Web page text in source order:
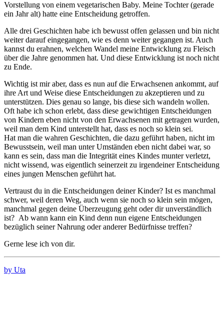
Vorstellung von einem vegetarischen Baby. Meine Tochter (gerade
ein Jahr alt) hatte eine Entscheidung getroffen.
Alle drei Geschichten habe ich bewusst offen gelassen und bin nicht
weiter darauf eingegangen, wie es denn weiter gegangen ist. Auch
kannst du erahnen, welchen Wandel meine Entwicklung zu Fleisch
über die Jahre genommen hat. Und diese Entwicklung ist noch nicht
zu Ende.
Wichtig ist mir aber, dass es nun auf die Erwachsenen ankommt, auf
ihre Art und Weise diese Entscheidungen zu akzeptieren und zu
unterstützen. Dies genau so lange, bis diese sich wandeln wollen.
Oft habe ich schon erlebt, dass diese gewichtigen Entscheidungen
von Kindern eben nicht von den Erwachsenen mit getragen wurden,
weil man dem Kind unterstellt hat, dass es noch so klein sei.
Hat man die wahren Geschichten, die dazu geführt haben, nicht im
Bewusstsein, weil man unter Umständen eben nicht dabei war, so
kann es sein, dass man die Integrität eines Kindes munter verletzt,
nicht wissend, was eigentlich seinerzeit zu irgendeiner Entscheidung
eines jungen Menschen geführt hat.
Vertraust du in die Entscheidungen deiner Kinder? Ist es manchmal
schwer, weil deren Weg, auch wenn sie noch so klein sein mögen,
manchmal gegen deine Überzeugung geht oder dir unverständlich
ist? Ab wann kann ein Kind denn nun eigene Entscheidungen
bezüglich seiner Nahrung oder anderer Bedürfnisse treffen?
Gerne lese ich von dir.
by Uta